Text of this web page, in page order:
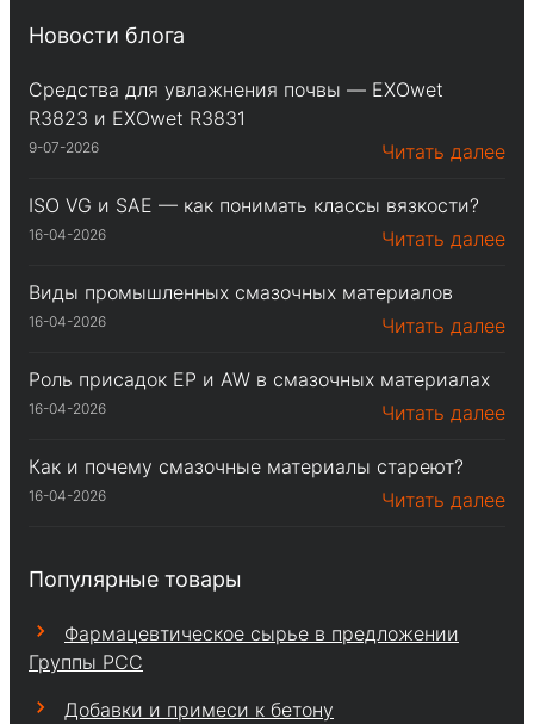
Новости блога
Средства для увлажнения почвы — EXOwet
R3823 и EXOwet R3831
9-07-2026 Читать далее
ISO VG и SAE — как понимать классы вязкости?
16-04-2026 Читать далее
Виды промышленных смазочных материалов
16-04-2026 Читать далее
Роль присадок EP и AW в смазочных материалах
16-04-2026 Читать далее
Как и почему смазочные материалы стареют?
16-04-2026 Читать далее
Популярные товары
Фармацевтическое сырье в предложении
Группы PCC
Добавки и примеси к бетону